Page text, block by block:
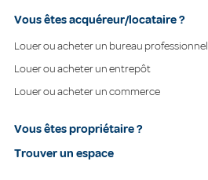
Vous êtes acquéreur/locataire ?
Louer ou acheter un bureau professionnel
Louer ou acheter un entrepôt
Louer ou acheter un commerce
Vous êtes propriétaire ?
Trouver un espace